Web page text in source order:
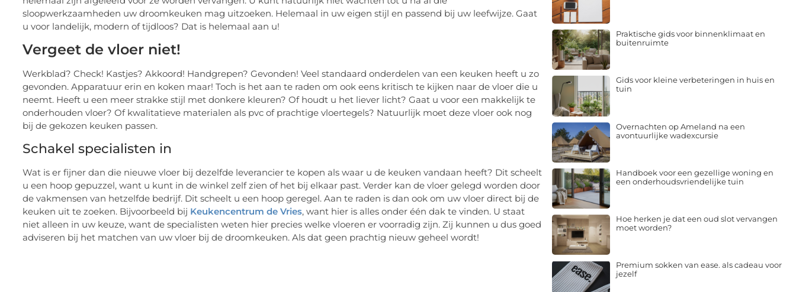
sloopwerkzaamheden uw droomkeuken mag uitzoeken. Helemaal in uw eigen stijl en passend bij uw leefwijze. Gaat
u voor landelijk, modern of tijdloos? Dat is helemaal aan u!
Vergeet de vloer niet!
Werkblad? Check! Kastjes? Akkoord! Handgrepen? Gevonden! Veel standaard onderdelen van een keuken heeft u zo
gevonden. Apparatuur erin en koken maar! Toch is het aan te raden om ook eens kritisch te kijken naar de vloer die u
neemt. Heeft u een meer strakke stijl met donkere kleuren? Of houdt u het liever licht? Gaat u voor een makkelijk te
onderhouden vloer? Of kwalitatieve materialen als pvc of prachtige vloertegels? Natuurlijk moet deze vloer ook nog
bij de gekozen keuken passen.
Schakel specialisten in
Wat is er fijner dan die nieuwe vloer bij dezelfde leverancier te kopen als waar u de keuken vandaan heeft? Dit scheelt
u een hoop gepuzzel, want u kunt in de winkel zelf zien of het bij elkaar past. Verder kan de vloer gelegd worden door
de vakmensen van hetzelfde bedrijf. Dit scheelt u een hoop geregel. Aan te raden is dan ook om uw vloer direct bij de
keuken uit te zoeken. Bijvoorbeeld bij Keukencentrum de Vries , want hier is alles onder één dak te vinden. U staat
niet alleen in uw keuze, want de specialisten weten hier precies welke vloeren er voorradig zijn. Zij kunnen u dus goed
adviseren bij het matchen van uw vloer bij de droomkeuken. Als dat geen prachtig nieuw geheel wordt!
Praktische gids voor binnenklimaat en
buitenruimte
Gids voor kleine verbeteringen in huis en
tuin
Overnachten op Ameland na een
avontuurlijke wadexcursie
Handboek voor een gezellige woning en
een onderhoudsvriendelijke tuin
Hoe herken je dat een oud slot vervangen
moet worden?
Premium sokken van ease. als cadeau voor
jezelf